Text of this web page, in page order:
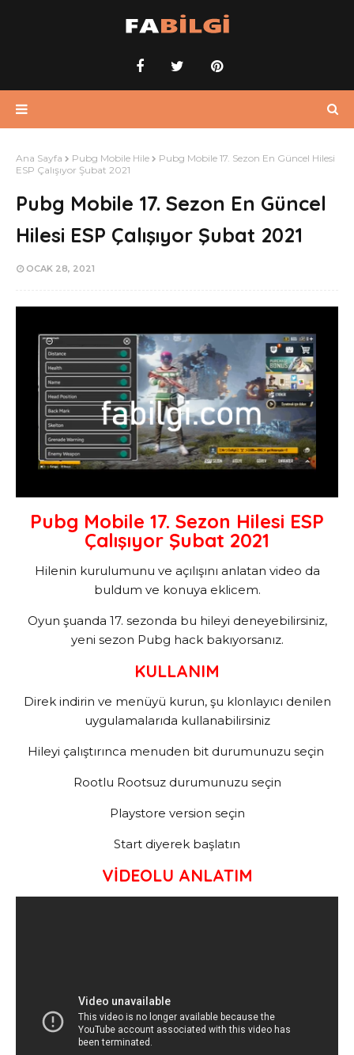
Ana Sayfa Pubg Mobile Hile
Pubg Mobile 17. Sezon En Güncel Hilesi
ESP Çalışıyor Şubat 2021
Pubg Mobile 17. Sezon En Güncel
Hilesi ESP Çalışıyor Şubat 2021
OCAK 28, 2021
Pubg Mobile 17. Sezon Hilesi ESP
Çalışıyor Şubat 2021
Hilenin kurulumunu ve açılışını anlatan video da
buldum ve konuya eklicem.
Oyun şuanda 17. sezonda bu hileyi deneyebilirsiniz,
yeni sezon Pubg hack bakıyorsanız.
KULLANIM
Direk indirin ve menüyü kurun, şu klonlayıcı denilen
uygulamalarıda kullanabilirsiniz
Hileyi çalıştırınca menuden bit durumunuzu seçin
Rootlu Rootsuz durumunuzu seçin
Playstore version seçin
Start diyerek başlatın
VİDEOLU ANLATIM